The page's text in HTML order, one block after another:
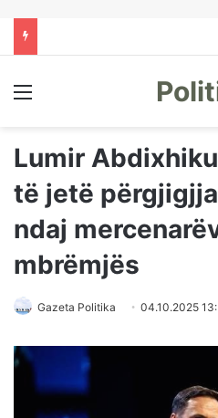
Menu
Lumir
të jetë
ndaj
mbrëmjës
Gazeta Politika 04.10.2025